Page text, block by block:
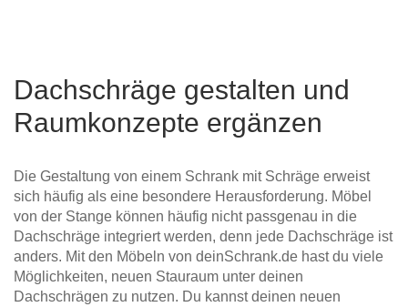
Dachschräge gestalten und
Raumkonzepte ergänzen
Die Gestaltung von einem Schrank mit Schräge erweist
sich häufig als eine besondere Herausforderung. Möbel
von der Stange können häufig nicht passgenau in die
Dachschräge integriert werden, denn jede Dachschräge ist
anders. Mit den Möbeln von deinSchrank.de hast du viele
Möglichkeiten, neuen Stauraum unter deinen
Dachschrägen zu nutzen. Du kannst deinen neuen